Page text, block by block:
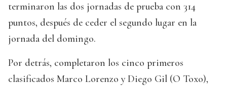
terminaron las dos jornadas de prueba con 314
puntos, después de ceder el segundo lugar en la
jornada del domingo.
Por detrás, completaron los cinco primeros
clasificados Marco Lorenzo y Diego Gil (O Toxo),